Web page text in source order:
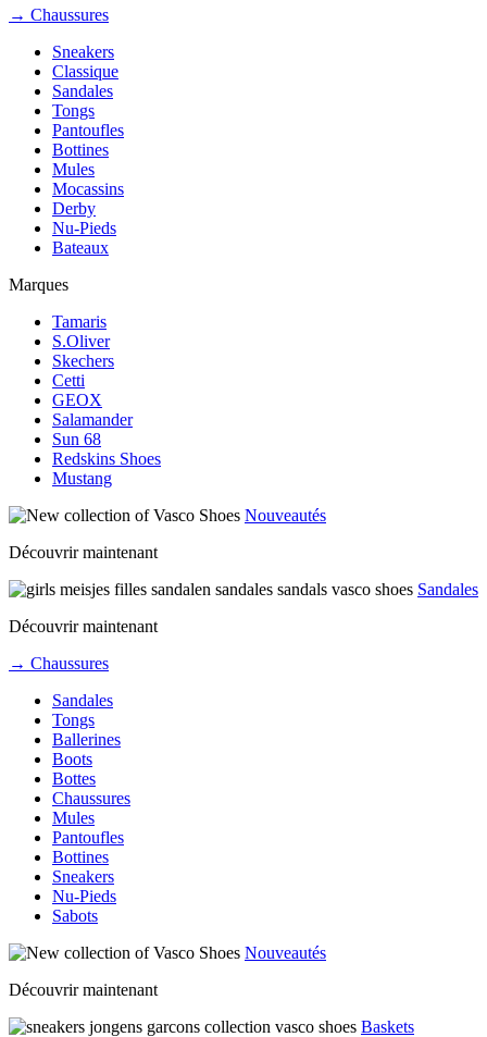
→ Chaussures
Sneakers
Classique
Sandales
Tongs
Pantoufles
Bottines
Mules
Mocassins
Derby
Nu-Pieds
Bateaux
Marques
Tamaris
S.Oliver
Skechers
Cetti
GEOX
Salamander
Sun 68
Redskins Shoes
Mustang
Nouveautés
Découvrir maintenant
Sandales
Découvrir maintenant
→ Chaussures
Sandales
Tongs
Ballerines
Boots
Bottes
Chaussures
Mules
Pantoufles
Bottines
Sneakers
Nu-Pieds
Sabots
Nouveautés
Découvrir maintenant
Baskets